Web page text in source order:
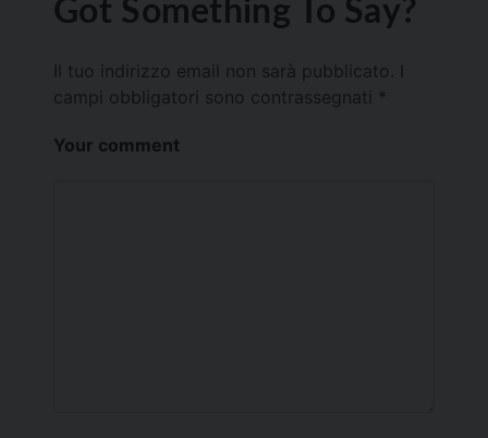
Got Something To Say?
Il tuo indirizzo email non sarà pubblicato.
campi obbligatori sono contrassegnati *
Your comment